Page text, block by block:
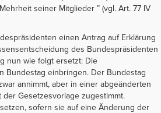
seiner Mitglieder ” (vgl. Art. 77 IV
einen Antrag auf Erklärung
des Bundespräsidenten
nun wie folgt ersetzt: Die
Bundestag einbringen. Der Bundestag
annimmt, aber in einer abgeänderten
Gesetzesvorlage zugestimmt.
sofern sie auf eine Änderung der